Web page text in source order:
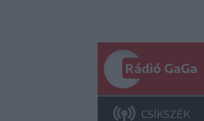
Rádió GaGa
CSÍKSZÉK